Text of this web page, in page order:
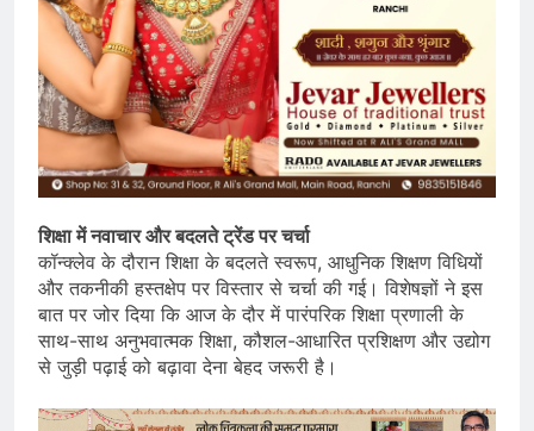
शिक्षा में नवाचार और बदलते ट्रेंड पर चर्चा
कॉन्क्लेव के दौरान शिक्षा के बदलते स्वरूप, आधुनिक शिक्षण विधियों
और तकनीकी हस्तक्षेप पर विस्तार से चर्चा की गई। विशेषज्ञों ने इस
बात पर जोर दिया कि आज के दौर में पारंपरिक शिक्षा प्रणाली के
साथ-साथ अनुभवात्मक शिक्षा, कौशल-आधारित प्रशिक्षण और उद्योग
से जुड़ी पढ़ाई को बढ़ावा देना बेहद जरूरी है।